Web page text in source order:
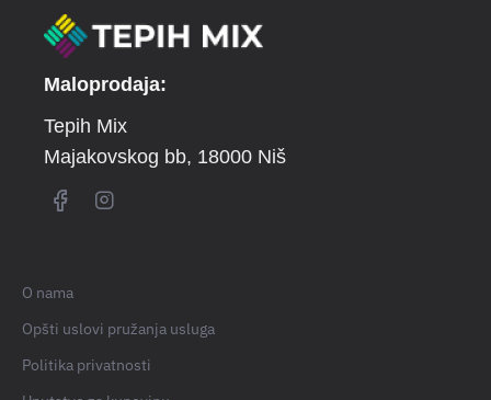
Maloprodaja:
Tepih Mix
Majakovskog bb, 18000 Niš
O nama
Opšti uslovi pružanja usluga
Politika privatnosti